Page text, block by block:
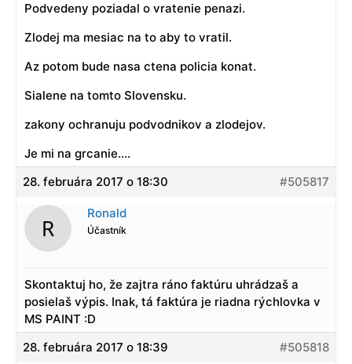
Podvedeny poziadal o vratenie penazi.
Zlodej ma mesiac na to aby to vratil.
Az potom bude nasa ctena policia konat.
Sialene na tomto Slovensku.
zakony ochranuju podvodnikov a zlodejov.
Je mi na grcanie….
28. februára 2017 o 18:30
#505817
Ronald
Účastník
Skontaktuj ho, že zajtra ráno faktúru uhrádzaš a
posielaš výpis. Inak, tá faktúra je riadna rýchlovka v
MS PAINT :D
28. februára 2017 o 18:39
#505818